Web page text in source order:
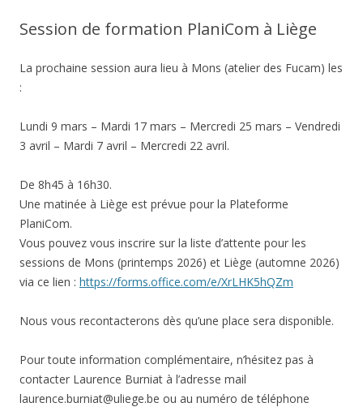
Session de formation PlaniCom à Liège
La prochaine session aura lieu à Mons (atelier des Fucam) les
:
Lundi 9 mars – Mardi 17 mars – Mercredi 25 mars – Vendredi
3 avril – Mardi 7 avril – Mercredi 22 avril.
De 8h45 à 16h30.
Une matinée à Liège est prévue pour la Plateforme
PlaniCom.
Vous pouvez vous inscrire sur la liste d’attente pour les
sessions de Mons (printemps 2026) et Liège (automne 2026)
via ce lien : https://forms.office.com/e/XrLHK5hQZm
Nous vous recontacterons dès qu’une place sera disponible.
Pour toute information complémentaire, n’hésitez pas à
contacter Laurence Burniat à l’adresse mail
laurence.burniat@uliege.be ou au numéro de téléphone